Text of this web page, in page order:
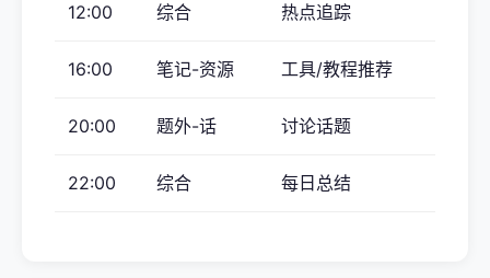
12:00 综合 热点追踪
16:00 笔记-资源 工具/教程推荐
20:00 题外-话 讨论话题
22:00 综合 每日总结